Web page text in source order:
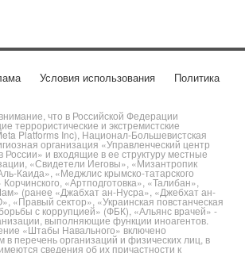
Условия использования
Политика
что в Российской Федерации
террористические и экстремистские
Platforms Inc), Национал-Большевистская
организация «Управленческий центр
и входящие в ее структуру местные
«Свидетели Иеговы», «Мизантропик
Каида», «Меджлис крымско-татарского
«Артподготовка», «Талибан»,
(ранее «Джабхат ан-Нусра», «Джебхат ан-
«Правый сектор», «Украинская повстанческая
с коррупцией» (ФБК), «Альянс врачей» -
выполняющие функции иноагентов.
«Штабы Навального» включено
перечень организаций и физических лиц, в
сведения об их причастности к